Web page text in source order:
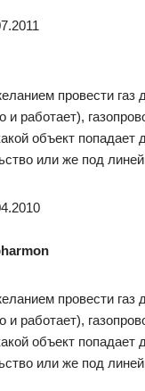
провести
и работает),
объект попадает
или же под
провести
и работает),
объект попадает
или же под